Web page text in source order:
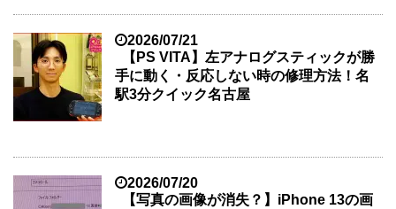
2026/07/21
【PS VITA】左アナログスティックが勝
手に動く・反応しない時の修理方法！名
駅3分クイック名古屋
2026/07/20
【写真の画像が消失？】iPhone 13の画